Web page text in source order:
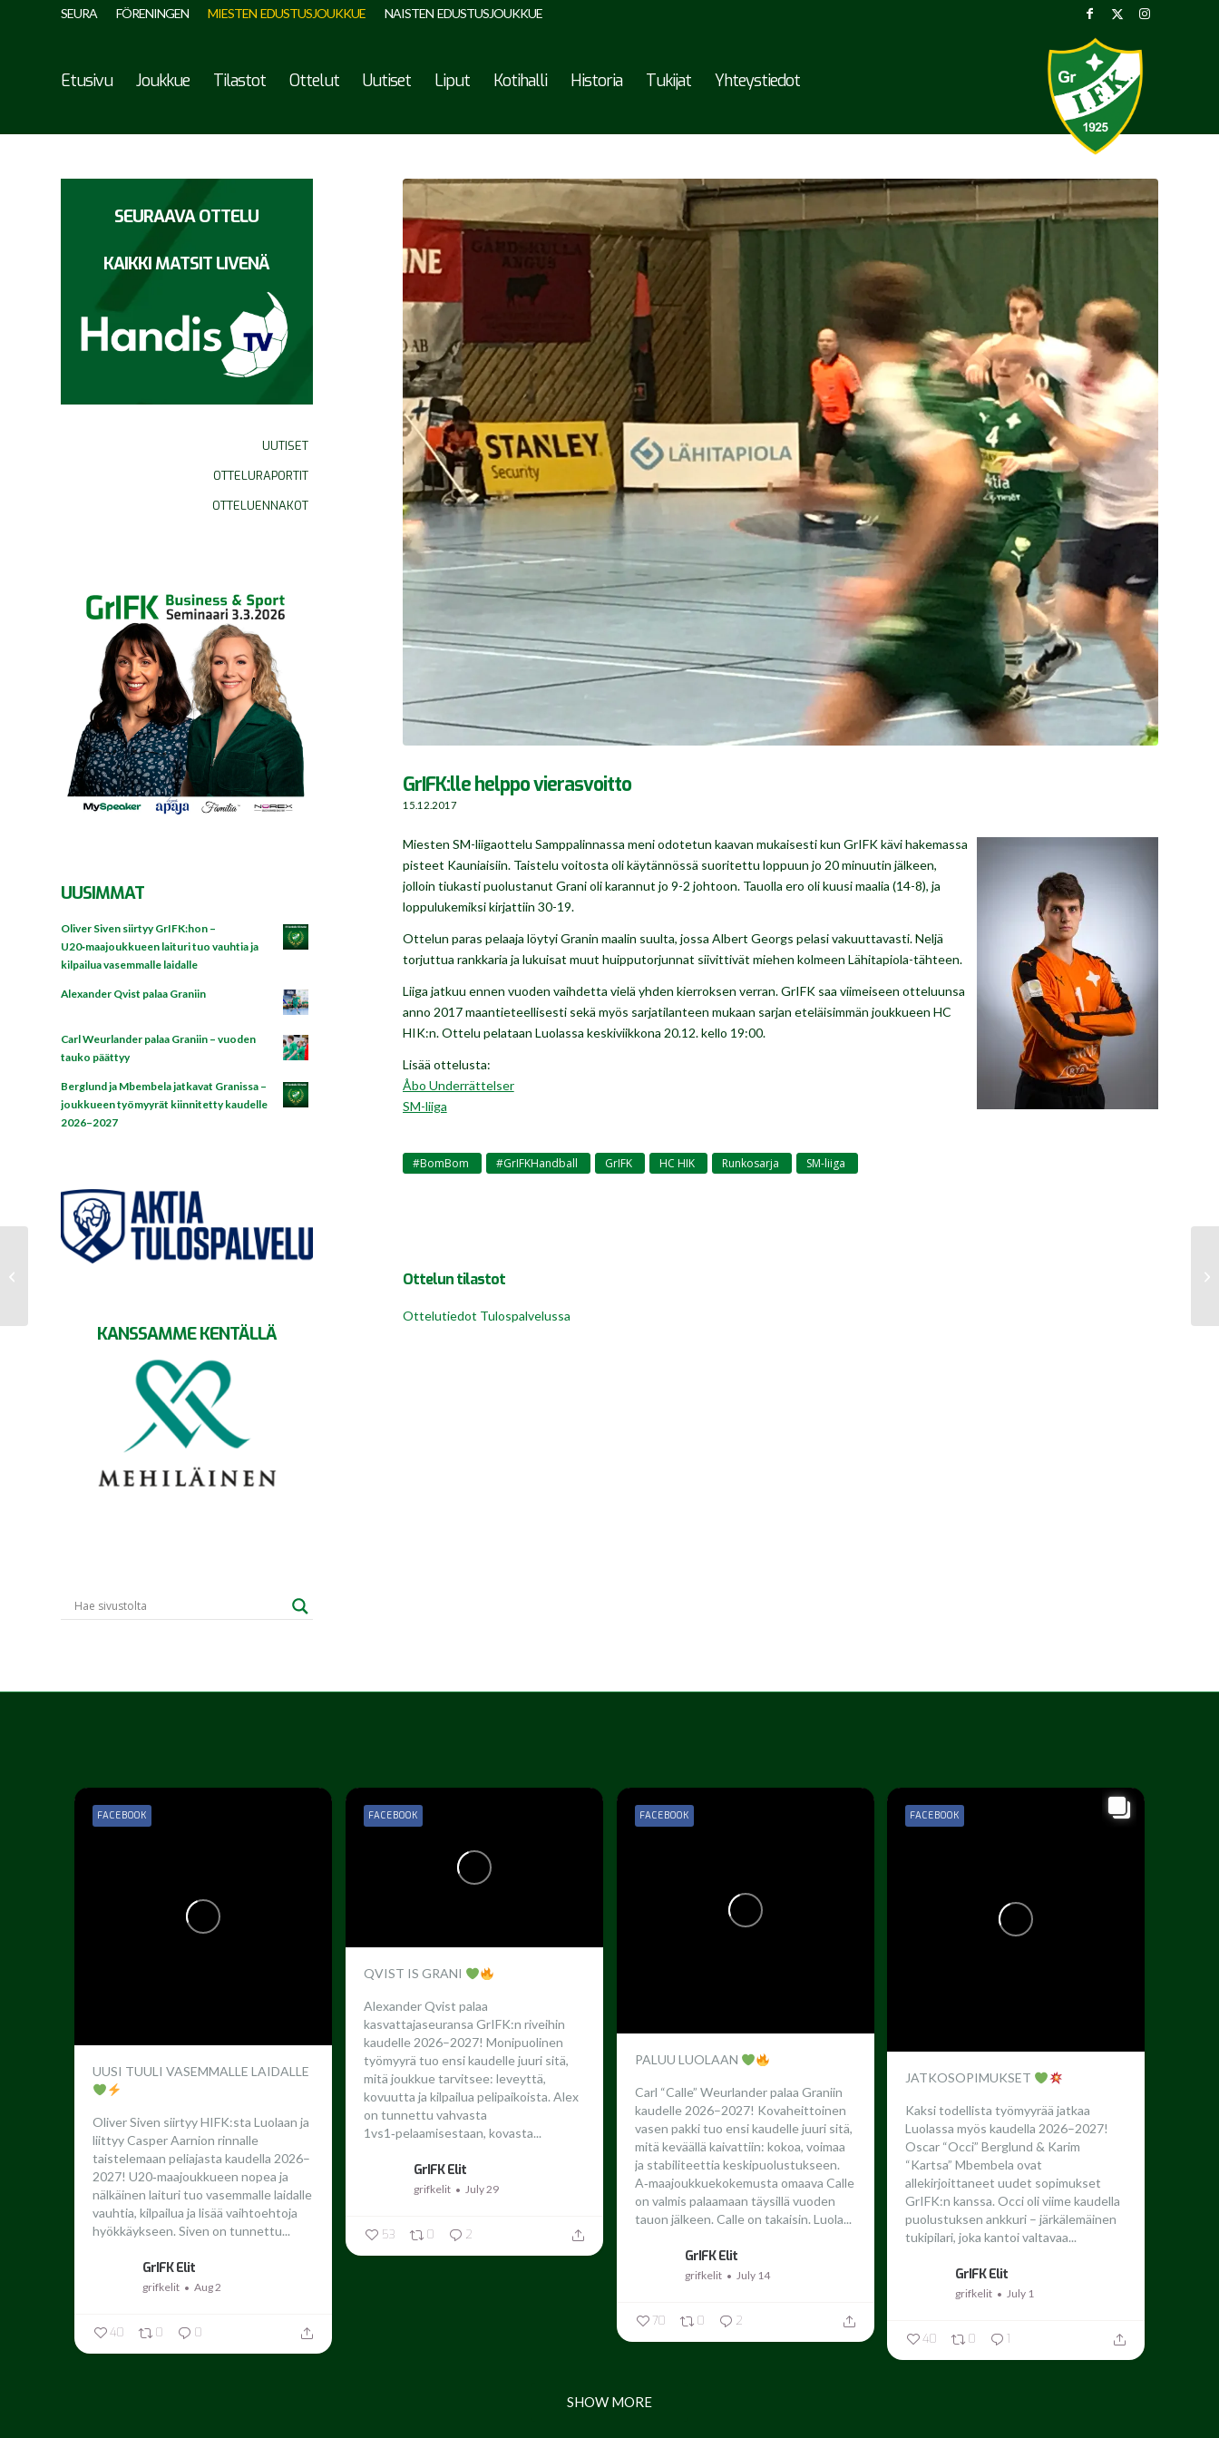
SEURA FÖRENINGEN MIESTEN EDUSTUSJOUKKUE NAISTEN EDUSTUSJOUKKUE
Etusivu Joukkue Tilastot Ottelut Uutiset Liput Kotihalli Historia Tukijat Yhteystiedot
GrIFK:lle helppo vierasvoitto
15.12.2017
Miesten SM-liigaottelu Samppalinnassa meni odotetun kaavan mukaisesti kun GrIFK kävi hakemassa
pisteet Kauniaisiin. Taistelu voitosta oli käytännössä suoritettu loppuun jo 20 minuutin jälkeen,
jolloin tiukasti puolustanut Grani oli karannut jo 9-2 johtoon. Tauolla ero oli kuusi maalia (14-8), ja
loppulukemiksi kirjattiin 30-19.
Ottelun paras pelaaja löytyi Granin maalin suulta, jossa Albert Georgs pelasi vakuuttavasti. Neljä
torjuttua rankkaria ja lukuisat muut huipputorjunnat siivittivät miehen kolmeen Lähitapiola-tähteen.
Liiga jatkuu ennen vuoden vaihdetta vielä yhden kierroksen verran. GrIFK saa viimeiseen otteluunsa
anno 2017 maantieteellisesti sekä myös sarjatilanteen mukaan sarjan eteläisimmän joukkueen HC
HIK:n. Ottelu pelataan Luolassa keskiviikkona 20.12. kello 19:00.
Lisää ottelusta:
Åbo Underrättelser
SM-liiga
#BomBom #GrIFKHandball GrIFK HC HIK Runkosarja SM-liiga
Ottelun tilastot
Ottelutiedot Tulospalvelussa
SEURAAVA OTTELU
KAIKKI MATSIT LIVENÄ
UUTISET
OTTELURAPORTIT
OTTELUENNAKOT
UUSIMMAT
Oliver Siven siirtyy GrIFK:hon –
U20‑maajoukkueen laituri tuo vauhtia ja
kilpailua vasemmalle laidalle
Alexander Qvist palaa Graniin
Carl Weurlander palaa Graniin – vuoden
tauko päättyy
Berglund ja Mbembela jatkavat Granissa –
joukkueen työmyyrät kiinnitetty kaudelle
2026–2027
KANSSAMME KENTÄLLÄ
UUSI TUULI VASEMMALLE LAIDALLE
Oliver Siven siirtyy HIFK:sta Luolaan ja
liittyy Casper Aarnion rinnalle
taistelemaan peliajasta kaudella 2026–
2027! U20‑maajoukkueen nopea ja
nälkäinen laituri tuo vasemmalle laidalle
vauhtia, kilpailua ja lisää vaihtoehtoja
hyökkäykseen. Siven on tunnettu...
GrIFK Elit
grifkelit Aug 2
FACEBOOK
40 0 0
QVIST IS GRANI
Alexander Qvist palaa
kasvattajaseuransa GrIFK:n riveihin
kaudelle 2026–2027! Monipuolinen
työmyyrä tuo ensi kaudelle juuri sitä,
mitä joukkue tarvitsee: leveyttä,
kovuutta ja kilpailua pelipaikoista. Alex
on tunnettu vahvasta
1vs1‑pelaamisestaan, kovasta...
GrIFK Elit
grifkelit July 29
FACEBOOK
53 0 2
PALUU LUOLAAN
Carl “Calle” Weurlander palaa Graniin
kaudelle 2026–2027! Kovaheittoinen
vasen pakki tuo ensi kaudelle juuri sitä,
mitä keväällä kaivattiin: kokoa, voimaa
ja stabiliteettia keskipuolustukseen.
A‑maajoukkuekokemusta omaava Calle
on valmis palaamaan täysillä vuoden
tauon jälkeen. Calle on takaisin. Luola...
GrIFK Elit
grifkelit July 14
FACEBOOK
70 0 2
JATKOSOPIMUKSET
Kaksi todellista työmyyrää jatkaa
Luolassa myös kaudella 2026–2027!
Oscar “Occi” Berglund & Karim
“Kartsa” Mbembela ovat
allekirjoittaneet uudet sopimukset
GrIFK:n kanssa. Occi oli viime kaudella
puolustuksen ankkuri – järkälemäinen
tukipilari, joka kantoi valtavaa...
GrIFK Elit
grifkelit July 1
FACEBOOK
40 0 1
SHOW MORE